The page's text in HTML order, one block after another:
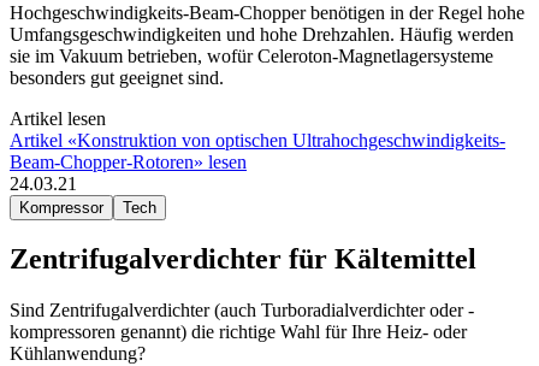
Hochgeschwindigkeits-Beam-Chopper benötigen in der Regel hohe
Umfangsgeschwindigkeiten und hohe Drehzahlen. Häufig werden
sie im Vakuum betrieben, wofür Celeroton-Magnetlagersysteme
besonders gut geeignet sind.
Artikel lesen
Artikel «Konstruktion von optischen Ultrahochgeschwindigkeits-
Beam-Chopper-Rotoren» lesen
24.03.21
Kompressor Tech
Zentrifugalverdichter für Kältemittel
Sind Zentrifugalverdichter (auch Turboradialverdichter oder -
kompressoren genannt) die richtige Wahl für Ihre Heiz- oder
Kühlanwendung?